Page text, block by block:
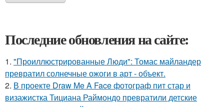
Последние обновления на сайте:
1. "Проиллюстрированные Люди": Томас майландер
превратил солнечные ожоги в арт - объект.
2. В проекте Draw Me A Face фотограф пит стар и
визажистка Тициана Раймондо превратили детские